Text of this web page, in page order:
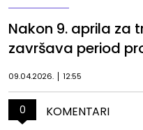
Nakon 9. aprila za
završava period
09.04.2026. 12:55
0 KOMENTARI